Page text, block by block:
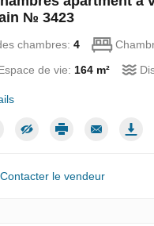
№ 3423
chambres:4
de vie: 164 m²
Contacter le vendeur